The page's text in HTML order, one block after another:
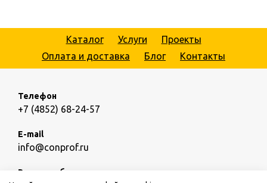
Каталог Услуги
Проекты
Оплата и доставка
Блог Контакты
Телефон
+7 (4852) 68-24-57
E-mail
info@conprof.ru
Режим работы